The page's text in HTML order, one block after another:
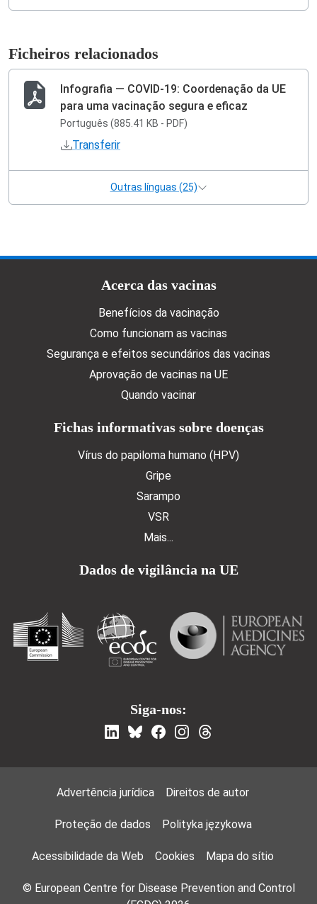
Ficheiros relacionados
Infografia — COVID-19: Coordenação da UE
para uma vacinação segura e eficaz
Português (885.41 KB - PDF)
Transferir
Outras línguas (25)
Doormat menuAcerca das vacinas
Benefícios da vacinação
Como funcionam as vacinas
Segurança e efeitos secundários das vacinas
Aprovação de vacinas na UE
Quando vacinar
Fichas informativas sobre doenças
Vírus do papiloma humano (HPV)
Gripe
Sarampo
VSR
Mais...
Dados de vigilância na UE
Siga-nos:
Footer Menu
Advertência jurídica Direitos de autor
Proteção de dados Polityka językowa
Acessibilidade da Web Cookies Mapa do sítio
© European Centre for Disease Prevention and Control